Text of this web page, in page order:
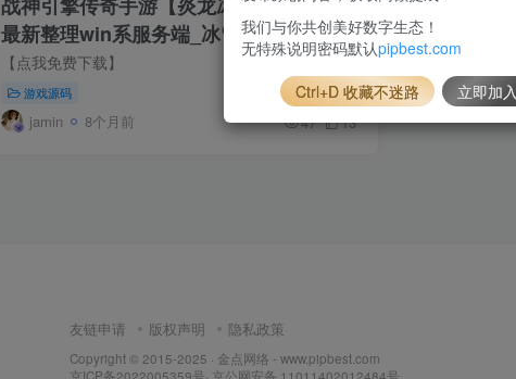
最新整理win系服务端_冰雪土城_冰雪仙
境_冰原大陆_安卓苹果双端
【点我免费下载】
游戏源码
jamin 8个月前 47 13
友链申请 版权声明 隐私政策
Copyright © 2015-2025 · 金点网络 - www.pipbest.com
京ICP备2022005359号· 京公网安备 11011402012484号
我们与你共创美好数字生态！
无特殊说明密码默认pipbest.com
Ctrl+D 收藏不迷路 立即加入